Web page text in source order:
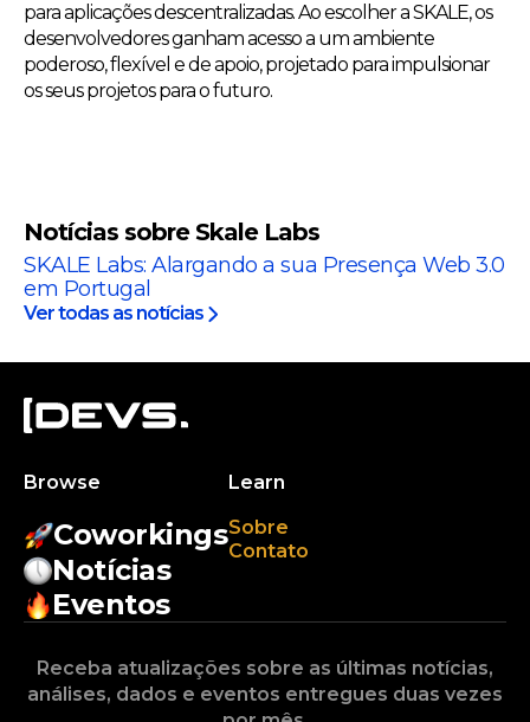
para aplicações descentralizadas. Ao escolher a SKALE, os
desenvolvedores ganham acesso a um ambiente
poderoso, flexível e de apoio, projetado para impulsionar
os seus projetos para o futuro.
Notícias sobre Skale Labs
SKALE Labs: Alargando a sua Presença Web 3.0
em Portugal
Ver todas as notícias
Browse
Coworkings
Notícias
Eventos
Learn
Sobre
Contato
Receba atualizações sobre as últimas notícias,
análises, dados e eventos entregues duas vezes